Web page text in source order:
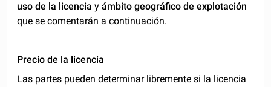
uso de la licenciayámbito geográfico de explotación
que se comentarán a continuación.
Precio de la licencia
Las partes pueden determinar libremente si la licencia